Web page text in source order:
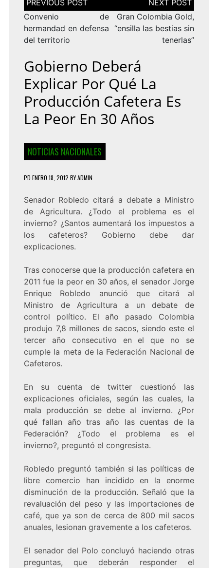
de
entradas
Convenio de
hermandad en defensa
del territorio
Gran Colombia Gold,
“ensilla las bestias sin
tenerlas”
Gobierno Deberá
Explicar Por Qué La
Producción Cafetera Es
La Peor En 30 Años
NOTICIAS NACIONALES
PD ENERO 18, 2012 BYADMIN
Senador Robledo citará a debate a Ministro
de Agricultura. ¿Todo el problema es el
invierno? ¿Santos aumentará los impuestos a
los cafeteros? Gobierno debe dar
explicaciones.
Tras conocerse que la producción cafetera en
2011 fue la peor en 30 años, el senador Jorge
Enrique Robledo anunció que citará al
Ministro de Agricultura a un debate de
control político. El año pasado Colombia
produjo 7,8 millones de sacos, siendo este el
tercer año consecutivo en el que no se
cumple la meta de la Federación Nacional de
Cafeteros.
En su cuenta de twitter cuestionó las
explicaciones oficiales, según las cuales, la
mala producción se debe al invierno. ¿Por
qué fallan año tras año las cuentas de la
Federación? ¿Todo el problema es el
invierno?, preguntó el congresista.
Robledo preguntó también si las políticas de
libre comercio han incidido en la enorme
disminución de la producción. Señaló que la
revaluación del peso y las importaciones de
café, que ya son de cerca de 800 mil sacos
anuales, lesionan gravemente a los cafeteros.
El senador del Polo concluyó haciendo otras
preguntas, que deberán responder el